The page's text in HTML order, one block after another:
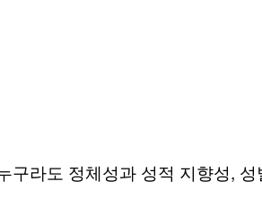
구라도 정체성과 성적 지향성, 성